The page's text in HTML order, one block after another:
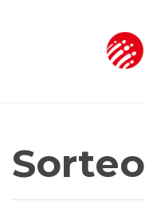
Sorteo